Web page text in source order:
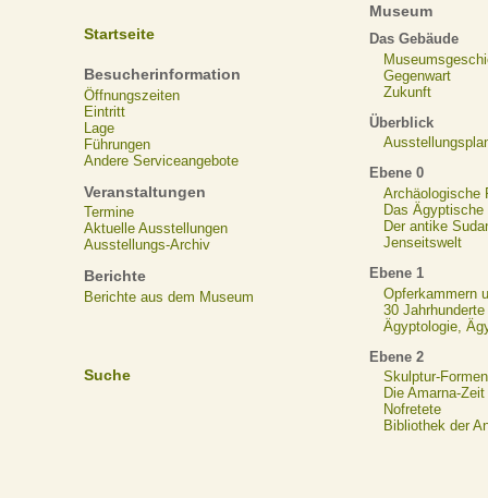
Startseite
Besucherinformation
Öffnungszeiten
Eintritt
Lage
Führungen
Andere Serviceangebote
Veranstaltungen
Termine
Aktuelle Ausstellungen
Ausstellungs-Archiv
Berichte
Berichte aus dem Museum
Suche
Museum
Das Gebäude
Gegenwart
Zukunft
Überblick
Ebene 0
Archäologische
Das Ägyptische
Der antike
Jenseitswelt
Ebene 1
Opferkammern
30
Ägyptologie,
Ebene 2
Skulptur-Formen
Die Amarna-Zeit
Nofretete
Bibliothek der